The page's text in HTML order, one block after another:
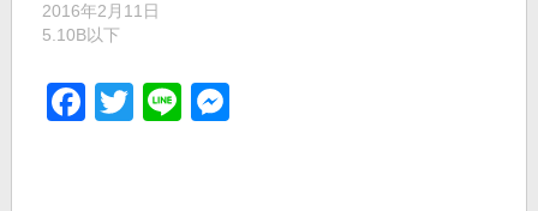
2016年2月11日
5.10B以下
Facebook
Twitter
Line